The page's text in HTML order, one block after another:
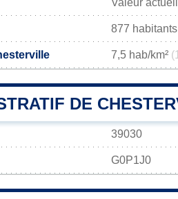
Valeur
877 habitants
7,5 hab/km²
DE
39030
G0P1J0